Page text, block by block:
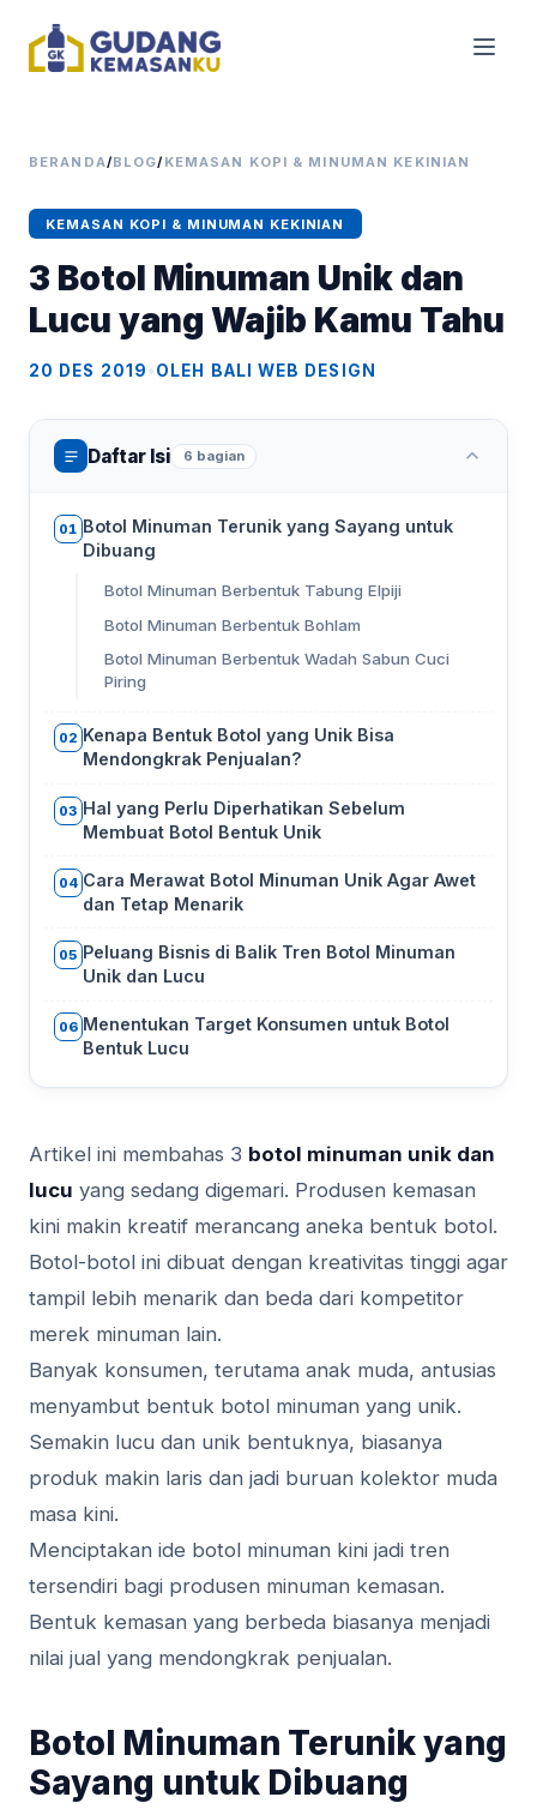
BERANDA/BLOG/ KEMASAN KOPI & MINUMAN KEKINIAN
KEMASAN KOPI & MINUMAN KEKINIAN
3 Botol Minuman Unik dan
Lucu yang Wajib Kamu Tahu
20 DES 2019•OLEH BALI WEB DESIGN
Daftar Isi 6 bagian
01 Botol Minuman Terunik yang Sayang untuk
Dibuang
Botol Minuman Berbentuk Tabung Elpiji
Botol Minuman Berbentuk Bohlam
Botol Minuman Berbentuk Wadah Sabun Cuci
Piring
02 Kenapa Bentuk Botol yang Unik Bisa
Mendongkrak Penjualan?
03 Hal yang Perlu Diperhatikan Sebelum
Membuat Botol Bentuk Unik
04 Cara Merawat Botol Minuman Unik Agar Awet
dan Tetap Menarik
05 Peluang Bisnis di Balik Tren Botol Minuman
Unik dan Lucu
06 Menentukan Target Konsumen untuk Botol
Bentuk Lucu
Artikel ini membahas 3 botol minuman unik dan
lucu yang sedang digemari. Produsen kemasan
kini makin kreatif merancang aneka bentuk botol.
Botol-botol ini dibuat dengan kreativitas tinggi agar
tampil lebih menarik dan beda dari kompetitor
merek minuman lain.
Banyak konsumen, terutama anak muda, antusias
menyambut bentuk botol minuman yang unik.
Semakin lucu dan unik bentuknya, biasanya
produk makin laris dan jadi buruan kolektor muda
masa kini.
Menciptakan ide botol minuman kini jadi tren
tersendiri bagi produsen minuman kemasan.
Bentuk kemasan yang berbeda biasanya menjadi
nilai jual yang mendongkrak penjualan.
Botol Minuman Terunik yang
Sayang untuk Dibuang